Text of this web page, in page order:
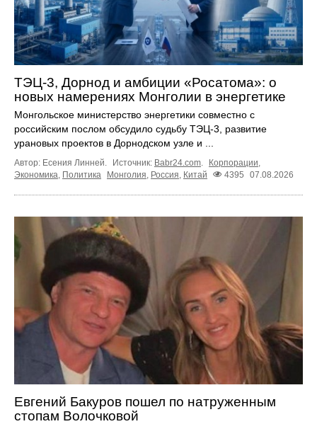
ТЭЦ-3, Дорнод и амбиции «Росатома»: о
новых намерениях Монголии в энергетике
Монгольское министерство энергетики совместно с
российским послом обсудило судьбу ТЭЦ‑3, развитие
урановых проектов в Дорнодском узле и ...
Автор: Есения Линней. Источник: Babr24.com. Корпорации,
Экономика, Политика Монголия, Россия, Китай 4395 07.08.2026
Евгений Бакуров пошел по натруженным
стопам Волочковой